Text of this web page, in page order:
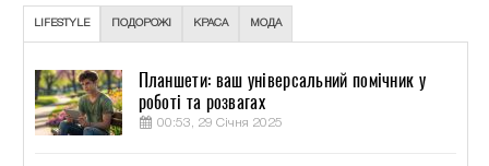
LIFESTYLE ПОДОРОЖІ КРАСА МОДА
Планшети: ваш універсальний помічник у
роботі та розвагах
00:53, 29 Січня 2025